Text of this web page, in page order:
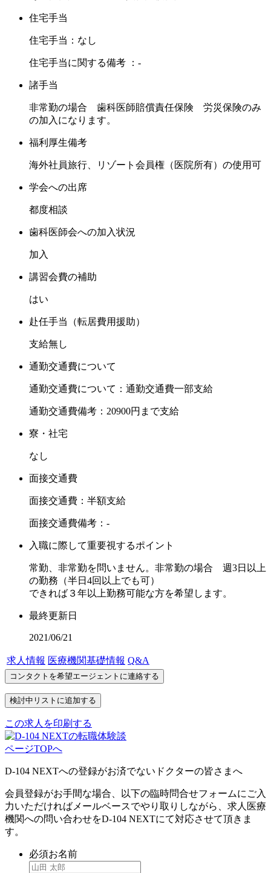
住宅手当
住宅手当：なし
住宅手当に関する備考 ：-
諸手当
非常勤の場合 歯科医師賠償責任保険 労災保険のみ
の加入になります。
福利厚生備考
海外社員旅行、リゾート会員権（医院所有）の使用可
学会への出席
都度相談
歯科医師会への加入状況
加入
講習会費の補助
はい
赴任手当（転居費用援助）
支給無し
通勤交通費について
通勤交通費について：通勤交通費一部支給
通勤交通費備考：20900円まで支給
寮・社宅
なし
面接交通費
面接交通費：半額支給
面接交通費備考：-
入職に際して重要視するポイント
常勤、非常勤を問いません。非常勤の場合 週3日以上
の勤務（半日4回以上でも可）
できれば３年以上勤務可能な方を希望します。
最終更新日
2021/06/21
求人情報 医療機関基礎情報 Q&A
この求人を印刷する
ページTOPへ
D-104 NEXTへの登録がお済でないドクターの皆さまへ
会員登録がお手間な場合、以下の臨時問合せフォームにご入
力いただければメールベースでやり取りしながら、求人医療
機関への問い合わせをD-104 NEXTにて対応させて頂きま
す。
必須お名前